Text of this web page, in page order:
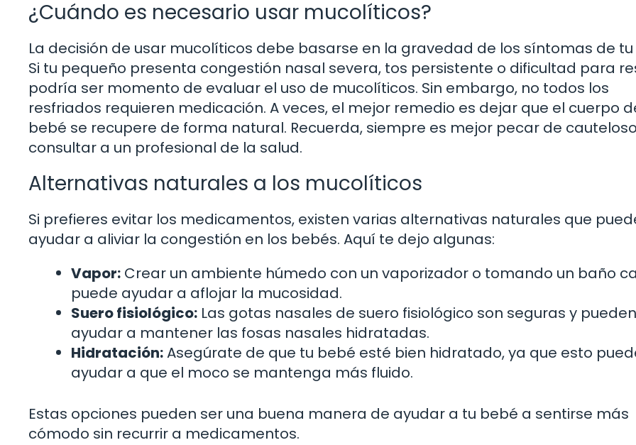
¿Cuándo es necesario usar mucolíticos?
La decisión de usar mucolíticos debe basarse en la gravedad de los síntomas de
Si tu pequeño presenta congestión nasal severa, tos persistente o dificultad para
podría ser momento de evaluar el uso de mucolíticos. Sin embargo, no todos los
resfriados requieren medicación. A veces, el mejor remedio es dejar que el cuerpo
bebé se recupere de forma natural. Recuerda, siempre es mejor pecar de
consultar a un profesional de la salud.
Alternativas naturales a los mucolíticos
Si prefieres evitar los medicamentos, existen varias alternativas naturales que
ayudar a aliviar la congestión en los bebés. Aquí te dejo algunas:
Vapor: Crear un ambiente húmedo con un vaporizador o tomando un baño
puede ayudar a aflojar la mucosidad.
Suero fisiológico: Las gotas nasales de suero fisiológico son seguras y pueden
ayudar a mantener las fosas nasales hidratadas.
Hidratación:Asegúrate de que tu bebé esté bien hidratado, ya que esto
ayudar a que el moco se mantenga más fluido.
Estas opciones pueden ser una buena manera de ayudar a tu bebé a sentirse más
cómodo sin recurrir a medicamentos.